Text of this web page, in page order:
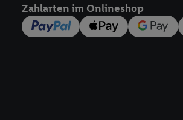
Zahlarten im Onlineshop